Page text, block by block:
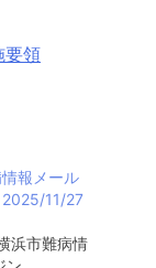
要領
報メール
11/27
難病情